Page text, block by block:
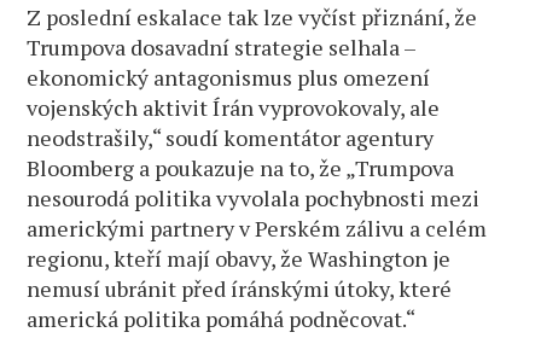
Z poslední eskalace tak lze vyčíst přiznání, že
Trumpova dosavadní strategie selhala –
ekonomický antagonismus plus omezení
vojenských aktivit Írán vyprovokovaly, ale
neodstrašily,“ soudí komentátor agentury
Bloomberg a poukazuje na to, že „Trumpova
nesourodá politika vyvolala pochybnosti mezi
americkými partnery v Perském zálivu a celém
regionu, kteří mají obavy, že Washington je
nemusí ubránit před íránskými útoky, které
americká politika pomáhá podněcovat.“